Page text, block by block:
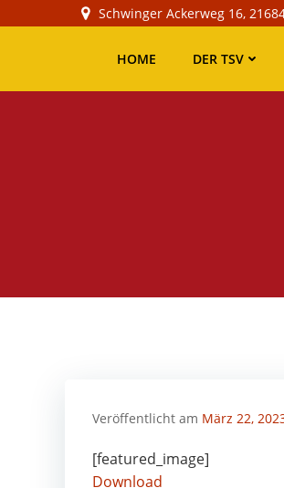
Inhalt
Schwinger Ackerweg 16,
HOME DER TSV
Veröffentlicht am März 22,
[featured_image]
Download